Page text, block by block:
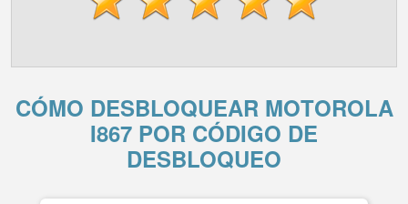
CÓMO DESBLOQUEAR MOTOROLA
I867 POR CÓDIGO DE
DESBLOQUEO